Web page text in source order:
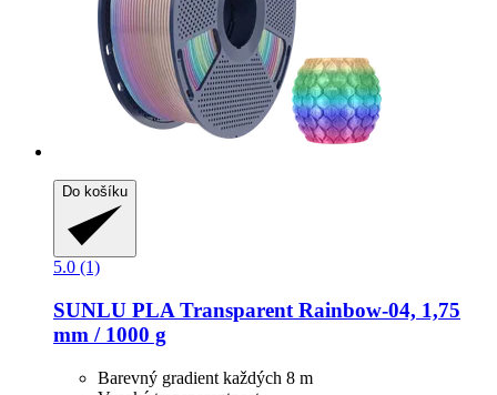
Do košíku
5.0 (1)
SUNLU PLA Transparent Rainbow-​04, 1,75
mm / 1000 g
Barevný gradient každých 8 m